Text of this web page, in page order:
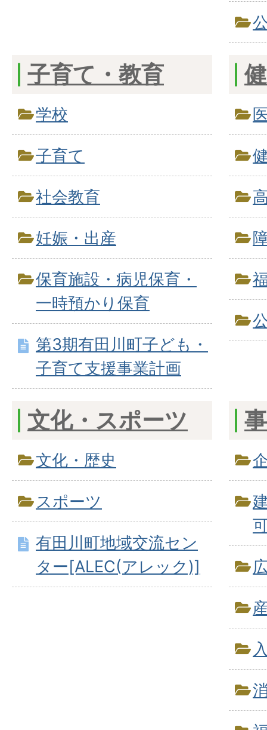
子育て・教育
学校
子育て
社会教育
妊娠・出産
保育施設・病児保育・
一時預かり保育
第3期有田川町子ども・
子育て支援事業計画
文化・スポーツ
文化・歴史
スポーツ
有田川町地域交流セン
ター[ALEC(アレック)]